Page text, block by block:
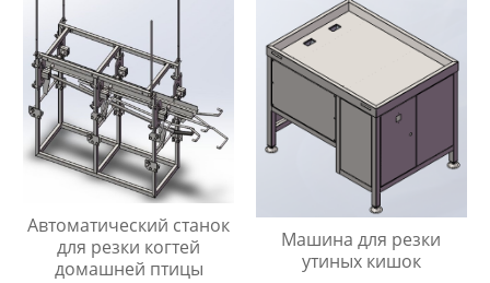
Автоматический станок
для резки когтей
домашней птицы
Машина для резки
утиных кишок